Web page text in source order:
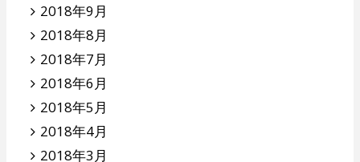
2018年9月
2018年8月
2018年7月
2018年6月
2018年5月
2018年4月
2018年3月